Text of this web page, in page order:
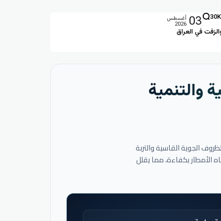
في العراق
30K
03 أغسطس
2026
والتنمية
الجوية القاسية والتربة
الأمطار بكفاءة، مما يقلل